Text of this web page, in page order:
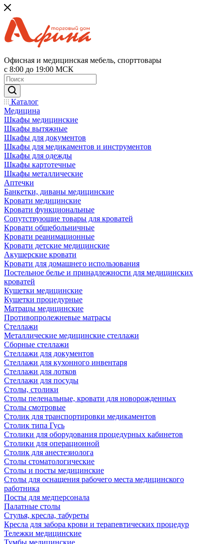
Офисная и медицинская мебель, спорттовары
с 8:00 до 19:00 МСК
Каталог
Медицина
Шкафы медицинские
Шкафы вытяжные
Шкафы для документов
Шкафы для медикаментов и инструментов
Шкафы для одежды
Шкафы картотечные
Шкафы металлические
Аптечки
Банкетки, диваны медицинские
Кровати медицинские
Кровати функциональные
Сопутствующие товары для кроватей
Кровати общебольничные
Кровати реанимационные
Кровати детские медицинские
Акушерские кровати
Кровати для домашнего использования
Постельное белье и принадлежности для медицинских
кроватей
Кушетки медицинские
Кушетки процедурные
Матрацы медицинские
Противопролежневые матрасы
Стеллажи
Металлические медицинские стеллажи
Сборные стеллажи
Стеллажи для документов
Стеллажи для кухонного инвентаря
Стеллажи для лотков
Стеллажи для посуды
Столы, столики
Столы пеленальные, кровати для новорожденных
Столы смотровые
Столик для транспортировки медикаментов
Столик типа Гусь
Столики для оборудования процедурных кабинетов
Столики для операционной
Столик для анестезиолога
Столы стоматологические
Столы и посты медицинские
Столы для оснащения рабочего места медицинского
работника
Посты для медперсонала
Палатные столы
Стулья, кресла, табуреты
Кресла для забора крови и терапевтических процедур
Тележки медицинские
Тумбы медицинские